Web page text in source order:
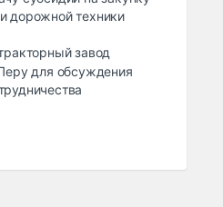
дорожной техники
завод
для обсуждения